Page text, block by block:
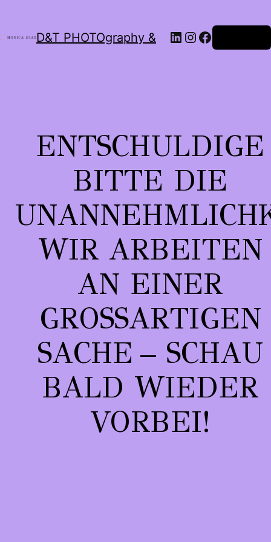
D&T PHOTOgraphy & LinkedIn
Instagram
Facebook
ENTSCHULDIGE
BITTE DIE
WIR ARBEITEN
AN EINER
GROSSARTIGEN S
ACHE – SCHAU B
ALD WIEDER V
ORBEI!